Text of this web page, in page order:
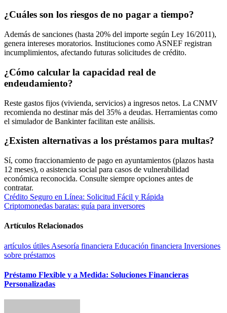
¿Cuáles son los riesgos de no pagar a tiempo?
Además de sanciones (hasta 20% del importe según Ley 16/2011),
genera intereses moratorios. Instituciones como ASNEF registran
incumplimientos, afectando futuras solicitudes de crédito.
¿Cómo calcular la capacidad real de
endeudamiento?
Reste gastos fijos (vivienda, servicios) a ingresos netos. La CNMV
recomienda no destinar más del 35% a deudas. Herramientas como
el simulador de Bankinter facilitan este análisis.
¿Existen alternativas a los préstamos para multas?
Sí, como fraccionamiento de pago en ayuntamientos (plazos hasta
12 meses), o asistencia social para casos de vulnerabilidad
económica reconocida. Consulte siempre opciones antes de
contratar.
Navegación
de
entradas
Crédito Seguro en Línea: Solicitud Fácil y Rápida
Criptomonedas baratas: guía para inversores
Artículos Relacionados
artículos útiles Asesoría financiera Educación financiera Inversiones
sobre préstamos
Préstamo Flexible y a Medida: Soluciones Financieras
Personalizadas